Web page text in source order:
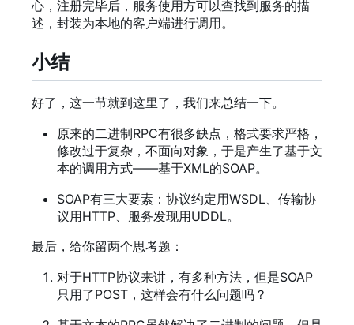
心 ， 注册完毕后 ， 服务使用方可以查找到服务的描
述 ， 封装为本地的客户端进行调用。
小结
好了，这一节就到这里了，我们来总结一下。
原来的二进制RPC有很多缺点 ， 格式要求严格 ，
修改过于复杂 ， 不面向对象 ， 于是产生了基于文
本的调用方式——基于XML的SOAP。
SOAP有三大要素 ： 协议约定用WSDL、传输协
议用HTTP、服务发现用UDDL。
最后，给你留两个思考题：
对于HTTP协议来讲 ， 有多种方法 ， 但是SOAP
只用了POST ， 这样会有什么问题吗 ？